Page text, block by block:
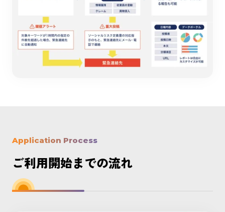
Application Process
ご利用開始までの流れ